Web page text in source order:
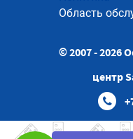
Область
© 2007 - 2026
центр